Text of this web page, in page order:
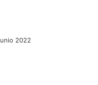
2022